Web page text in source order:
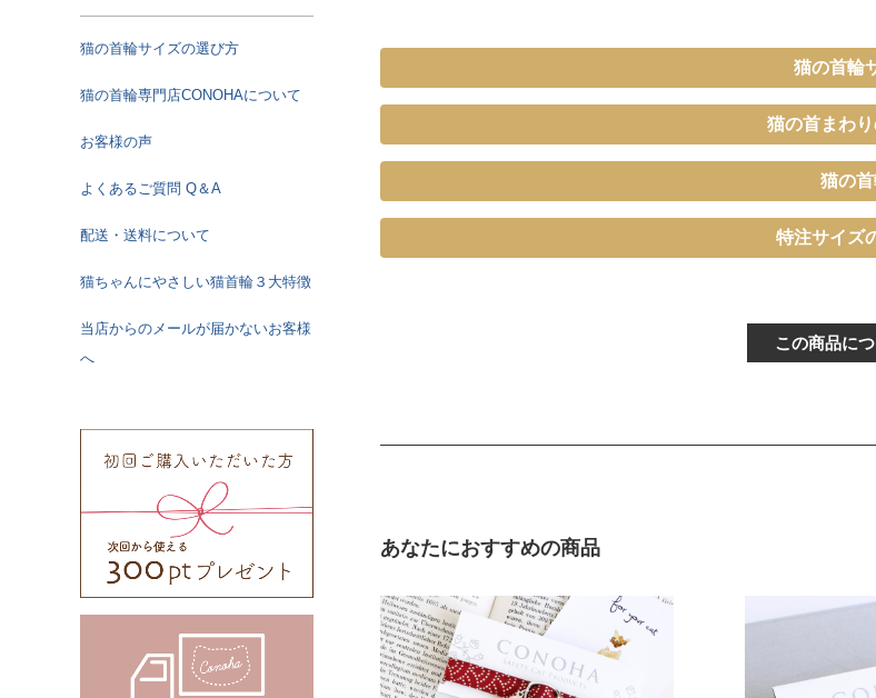
猫の首輪
猫の首まわ
猫の
《特注》Sサイズ（－5cm）
〔ぴったり測った猫ちゃんの首
り〕
〔ぴったり測った猫ちゃんの首
（+10cm）
特注サイズ
この商品に
あなたにおすすめの商品
猫の首輪サイズの選び方
猫の首輪専門店CONOHAについて
お客様の声
よくあるご質問 Q＆A
配送・送料について
猫ちゃんにやさしい猫首輪３大特徴
当店からのメールが届かないお客様
へ